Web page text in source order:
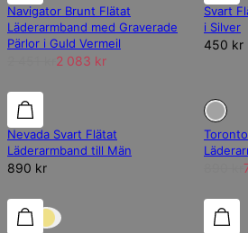
Navigator Brunt Flätat
Läderarmband med Graverade
Pärlor i Guld Vermeil
2 083 kr
Svart
i Silver
450 kr
Nevada Svart Flätat
Läderarmband till Män
890 kr
Slut på